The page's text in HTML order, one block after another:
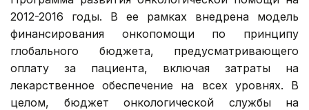
2012-2016 годы. В ее рамках внедрена модель
финансирования онкопомощи по принципу
глобального бюджета, предусматривающего
оплату за пациента, включая затраты на
лекарственное обеспечение на всех уровнях. В
целом, бюджет онкологической службы на